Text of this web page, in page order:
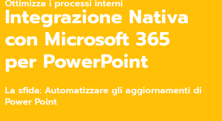
Ottimizza i processi interni
Integrazione Nativa
con Microsoft 365
per PowerPoint
La sfida: Automatizzare gli aggiornamenti di
Power Point